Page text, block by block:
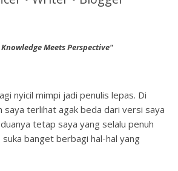
Meets Perspective"
nyicil mimpi jadi penulis lepas. Di
saya terlihat agak beda dari versi saya
tetap saya yang selalu penuh
banget berbagi hal-hal yang